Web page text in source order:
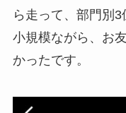
ら走って、部門別3
小規模ながら、お
かったです。